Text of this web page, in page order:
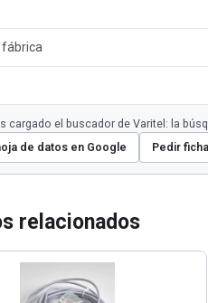
fábrica
cargado el buscador de Varitel: la
de datos en Google
Pedir
relacionados